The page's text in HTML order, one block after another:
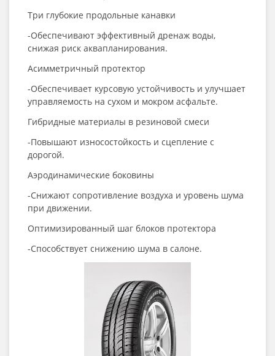
Три глубокие продольные канавки
-Обеспечивают эффективный дренаж воды,
снижая риск аквапланирования.
Асимметричный протектор
-Обеспечивает курсовую устойчивость и улучшает
управляемость на сухом и мокром асфальте.
Гибридные материалы в резиновой смеси
-Повышают износостойкость и сцепление с
дорогой.
Аэродинамические боковины
-Снижают сопротивление воздуха и уровень шума
при движении.
Оптимизированный шаг блоков протектора
-Способствует снижению шума в салоне.